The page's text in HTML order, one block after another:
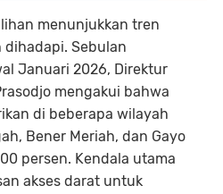
menunjukkan tren
Sebulan
Januari 2026, Direktur
mengakui bahwa
di beberapa wilayah
Bener Meriah, dan Gayo
persen. Kendala utama
akses darat untuk